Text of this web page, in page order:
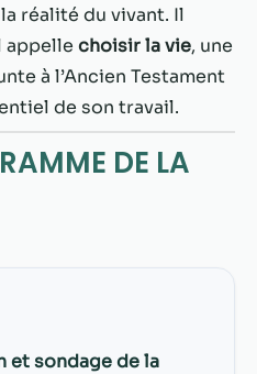
réalité du vivant. Il
appelle choisir la vie, une
à l’Ancien Testament
de son travail.
DE LA
et sondage de la
personnalisés.